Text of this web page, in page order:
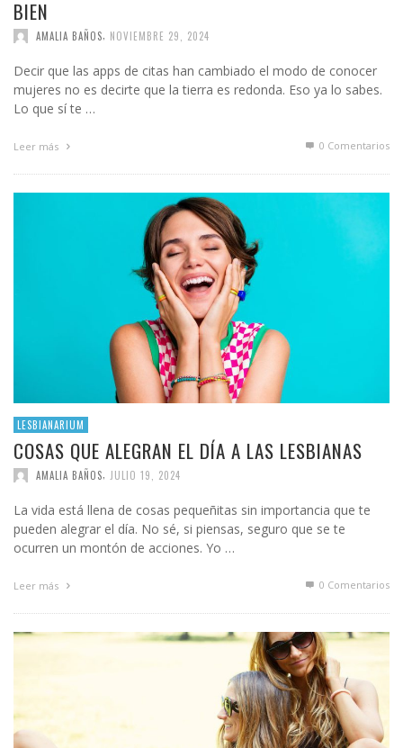
BIEN
AMALIA BAÑOS NOVIEMBRE 29, 2024
Decir que las apps de citas han cambiado el modo de conocer
mujeres no es decirte que la tierra es redonda. Eso ya lo sabes.
Lo que sí te …
Leer más 0 Comentarios
LESBIANARIUM
COSAS QUE ALEGRAN EL DÍA A LAS LESBIANAS
AMALIA BAÑOS JULIO 19, 2024
La vida está llena de cosas pequeñitas sin importancia que te
pueden alegrar el día. No sé, si piensas, seguro que se te
ocurren un montón de acciones. Yo …
Leer más 0 Comentarios